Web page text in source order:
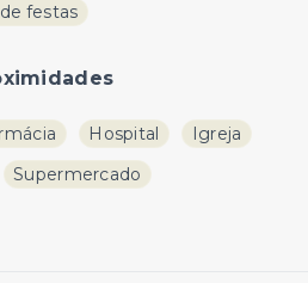
festas
Hospital
Igreja
Supermercado